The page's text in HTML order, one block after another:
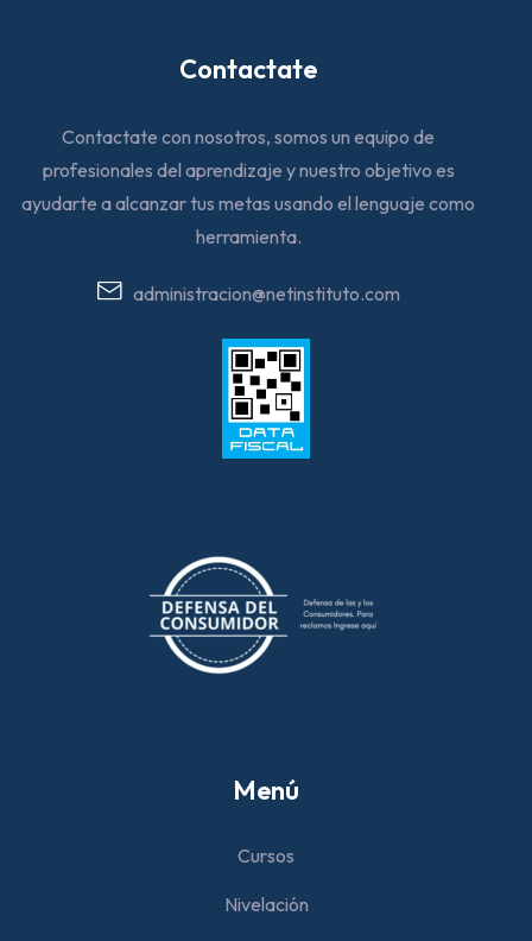
Contactate
Contactate con nosotros, somos un equipo de
profesionales del aprendizaje y nuestro objetivo es
ayudarte a alcanzar tus metas usando el lenguaje como
herramienta.
administracion@netinstituto.com
Menú
Cursos
Nivelación